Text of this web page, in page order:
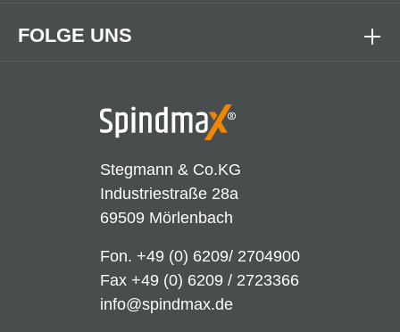
Stegmann & Co.KG
Industriestraße 28a
69509 Mörlenbach
Fon. +49 (0) 6209/ 2704900
Fax +49 (0) 6209 / 2723366
info@spindmax.de
FOLGE UNS